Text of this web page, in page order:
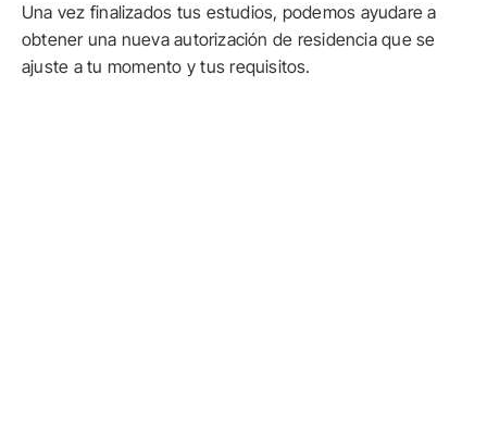
Una vez finalizados tus estudios, podemos ayudare a
obtener una nueva autorización de residencia que se
ajuste a tu momento y tus requisitos.